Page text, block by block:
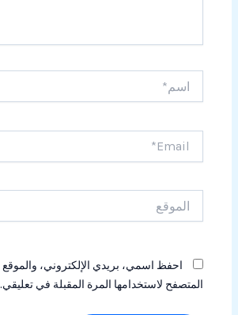
احفظ اسمي، بريدي الإلكتروني، والموقع
المتصفح لاستخدامها المرة المقبلة في تعليقي.